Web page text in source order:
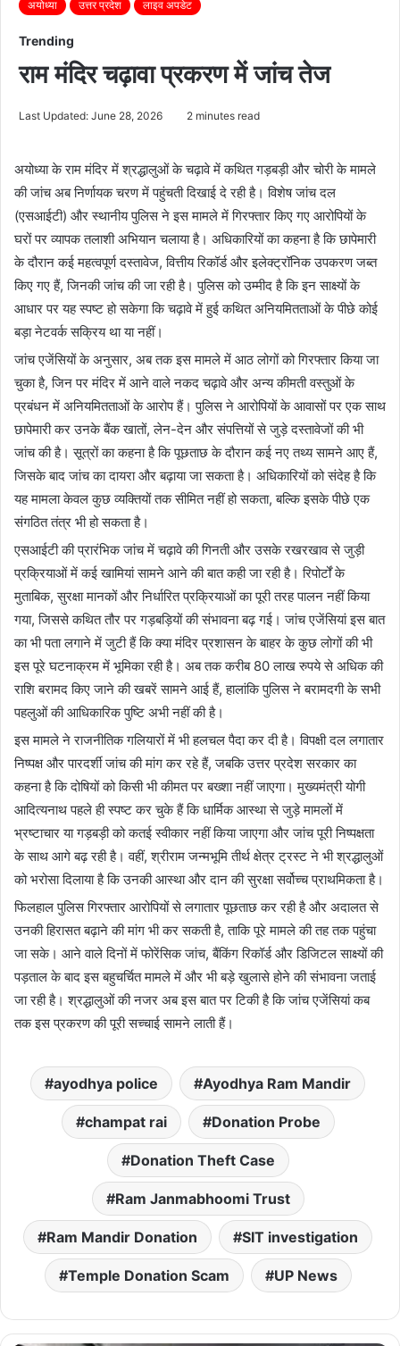
अयोध्या उत्तर प्रदेश लाइव अपडेट
Trending
राम मंदिर चढ़ावा प्रकरण में जांच तेज
Last Updated: June 28, 2026 2 minutes read
अयोध्या के राम मंदिर में श्रद्धालुओं के चढ़ावे में कथित गड़बड़ी और चोरी के मामले
की जांच अब निर्णायक चरण में पहुंचती दिखाई दे रही है। विशेष जांच दल
(एसआईटी) और स्थानीय पुलिस ने इस मामले में गिरफ्तार किए गए आरोपियों के
घरों पर व्यापक तलाशी अभियान चलाया है। अधिकारियों का कहना है कि छापेमारी
के दौरान कई महत्वपूर्ण दस्तावेज, वित्तीय रिकॉर्ड और इलेक्ट्रॉनिक उपकरण जब्त
किए गए हैं, जिनकी जांच की जा रही है। पुलिस को उम्मीद है कि इन साक्ष्यों के
आधार पर यह स्पष्ट हो सकेगा कि चढ़ावे में हुई कथित अनियमितताओं के पीछे कोई
बड़ा नेटवर्क सक्रिय था या नहीं।
जांच एजेंसियों के अनुसार, अब तक इस मामले में आठ लोगों को गिरफ्तार किया जा
चुका है, जिन पर मंदिर में आने वाले नकद चढ़ावे और अन्य कीमती वस्तुओं के
प्रबंधन में अनियमितताओं के आरोप हैं। पुलिस ने आरोपियों के आवासों पर एक साथ
छापेमारी कर उनके बैंक खातों, लेन-देन और संपत्तियों से जुड़े दस्तावेजों की भी
जांच की है। सूत्रों का कहना है कि पूछताछ के दौरान कई नए तथ्य सामने आए हैं,
जिसके बाद जांच का दायरा और बढ़ाया जा सकता है। अधिकारियों को संदेह है कि
यह मामला केवल कुछ व्यक्तियों तक सीमित नहीं हो सकता, बल्कि इसके पीछे एक
संगठित तंत्र भी हो सकता है।
एसआईटी की प्रारंभिक जांच में चढ़ावे की गिनती और उसके रखरखाव से जुड़ी
प्रक्रियाओं में कई खामियां सामने आने की बात कही जा रही है। रिपोर्टों के
मुताबिक, सुरक्षा मानकों और निर्धारित प्रक्रियाओं का पूरी तरह पालन नहीं किया
गया, जिससे कथित तौर पर गड़बड़ियों की संभावना बढ़ गई। जांच एजेंसियां इस बात
का भी पता लगाने में जुटी हैं कि क्या मंदिर प्रशासन के बाहर के कुछ लोगों की भी
इस पूरे घटनाक्रम में भूमिका रही है। अब तक करीब 80 लाख रुपये से अधिक की
राशि बरामद किए जाने की खबरें सामने आई हैं, हालांकि पुलिस ने बरामदगी के सभी
पहलुओं की आधिकारिक पुष्टि अभी नहीं की है।
इस मामले ने राजनीतिक गलियारों में भी हलचल पैदा कर दी है। विपक्षी दल लगातार
निष्पक्ष और पारदर्शी जांच की मांग कर रहे हैं, जबकि उत्तर प्रदेश सरकार का
कहना है कि दोषियों को किसी भी कीमत पर बख्शा नहीं जाएगा। मुख्यमंत्री योगी
आदित्यनाथ पहले ही स्पष्ट कर चुके हैं कि धार्मिक आस्था से जुड़े मामलों में
भ्रष्टाचार या गड़बड़ी को कतई स्वीकार नहीं किया जाएगा और जांच पूरी निष्पक्षता
के साथ आगे बढ़ रही है। वहीं, श्रीराम जन्मभूमि तीर्थ क्षेत्र ट्रस्ट ने भी श्रद्धालुओं
को भरोसा दिलाया है कि उनकी आस्था और दान की सुरक्षा सर्वोच्च प्राथमिकता है।
फिलहाल पुलिस गिरफ्तार आरोपियों से लगातार पूछताछ कर रही है और अदालत से
उनकी हिरासत बढ़ाने की मांग भी कर सकती है, ताकि पूरे मामले की तह तक पहुंचा
जा सके। आने वाले दिनों में फोरेंसिक जांच, बैंकिंग रिकॉर्ड और डिजिटल साक्ष्यों की
पड़ताल के बाद इस बहुचर्चित मामले में और भी बड़े खुलासे होने की संभावना जताई
जा रही है। श्रद्धालुओं की नजर अब इस बात पर टिकी है कि जांच एजेंसियां कब
तक इस प्रकरण की पूरी सच्चाई सामने लाती हैं।
ayodhya police Ayodhya Ram Mandir
champat rai Donation Probe
Donation Theft Case
Ram Janmabhoomi Trust
Ram Mandir Donation SIT investigation
Temple Donation Scam UP News